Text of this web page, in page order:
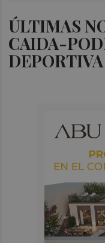
ÚLTIMAS
CAIDA-
DEPORTIVA